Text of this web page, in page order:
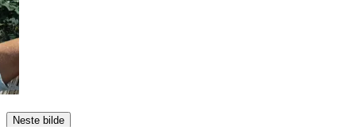
Neste bilde